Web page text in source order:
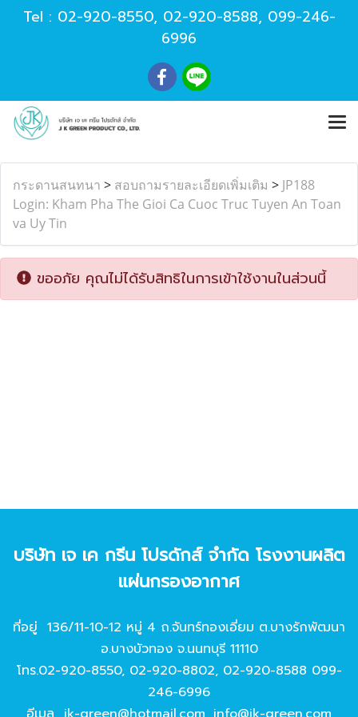
Tel : 02-920-8550, 02-920-8588, 099-246-
6996
กระดานสนทนา > สอบถามรายละเอียดเพิ่มเติม > JP188
Login: Kham Pha The Gioi Ca Cuoc Truc Tuyen An Toan
va Uy Tin
ขออภัย คุณไม่ได้รับสิทธิในการเข้าใช้งานในส่วนนี้
บริษัท เจ เค กรีน โปรดักส์ จํากัด โรงงานผลิต
แผ่นกรองอากาศ
ที่อยู่ 136/11-10-12 หมู่ 4 ถ.จันทร์ทองเอี่ยม ต.บางรักพัฒนา
อ.บางบัวทอง จ.นนทบุรี 11110
โทร.02-920-8550, 02-920-8802, 02-920-8588 099-
246-6996